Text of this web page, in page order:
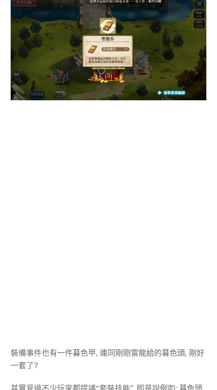
裝備事件也有一件暮色甲, 連同剛剛雷龍給的暮色頭, 剛好
一套了?
其實見過不少玩家都提議“套裝技能”, 即是說例如: 暮色頭